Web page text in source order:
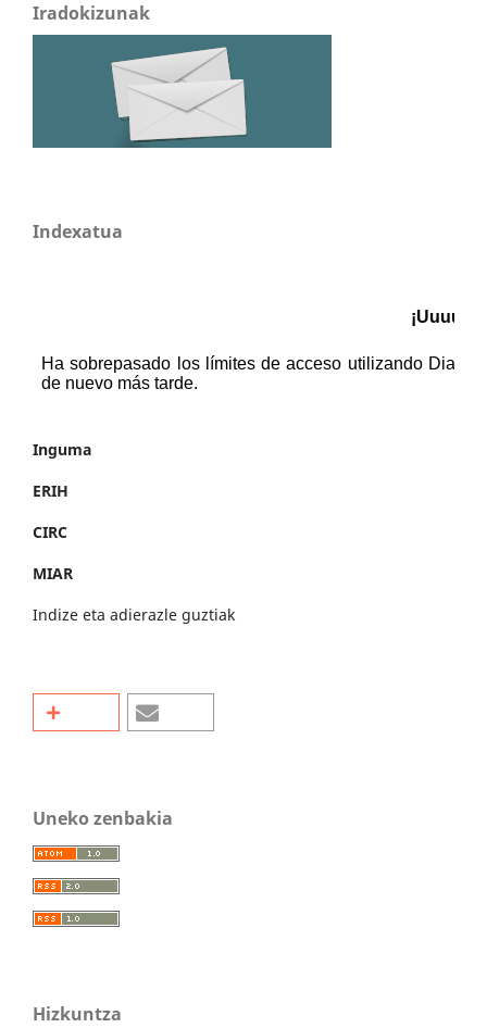
Iradokizunak
Indexatua
Inguma
ERIH
CIRC
MIAR
Indize eta adierazle guztiak
Uneko zenbakia
Hizkuntza